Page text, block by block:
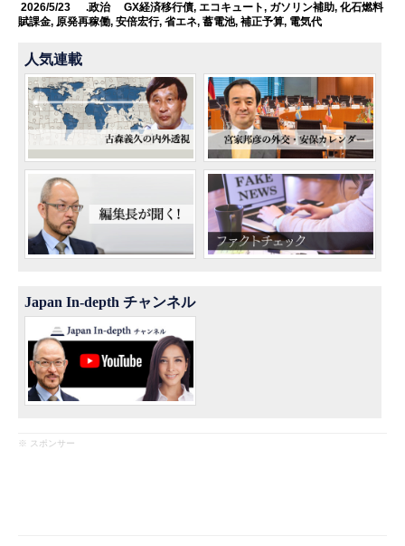
2026/5/23 .政治 GX経済移行債, エコキュート, ガソリン補助, 化石燃料
賦課金, 原発再稼働,安倍宏行,省エネ,蓄電池,補正予算, 電気代
人気連載
Japan In-depth チャンネル
※ スポンサー